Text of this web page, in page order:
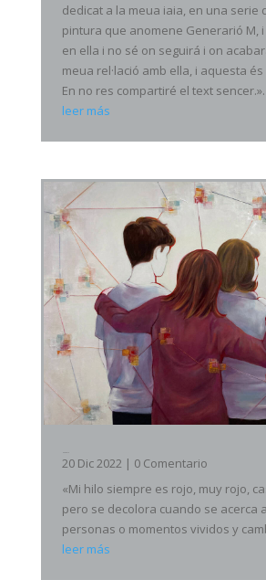
dedicat a la meua iaia, en una serie
pintura que anomene Generarió M,
en ella i no sé on seguirá i on
meua rel·lació amb ella, i aquesta
En no res compartiré el text sencer.».
leer más
20 Dic 2022 | 0 Comentario
«Mi hilo siempre es rojo, muy rojo,
pero se decolora cuando se acerca
personas o momentos vividos y
leer más